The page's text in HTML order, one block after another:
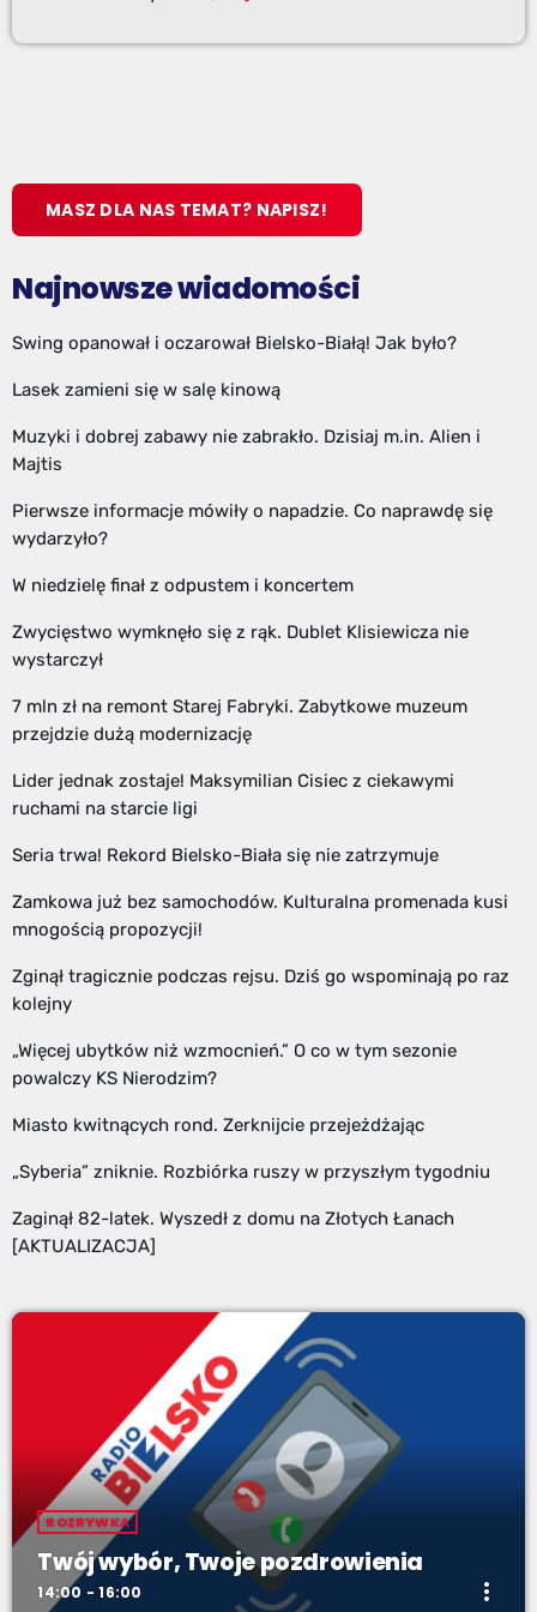
MASZ DLA NAS TEMAT? NAPISZ!
Najnowsze wiadomości
Swing opanował i oczarował Bielsko-Białą! Jak było?
Lasek zamieni się w salę kinową
Muzyki i dobrej zabawy nie zabrakło. Dzisiaj m.in. Alien i
Majtis
Pierwsze informacje mówiły o napadzie. Co naprawdę się
wydarzyło?
W niedzielę finał z odpustem i koncertem
Zwycięstwo wymknęło się z rąk. Dublet Klisiewicza nie
wystarczył
7 mln zł na remont Starej Fabryki. Zabytkowe muzeum
przejdzie dużą modernizację
Lider jednak zostaje! Maksymilian Cisiec z ciekawymi
ruchami na starcie ligi
Seria trwa! Rekord Bielsko-Biała się nie zatrzymuje
Zamkowa już bez samochodów. Kulturalna promenada kusi
mnogością propozycji!
Zginął tragicznie podczas rejsu. Dziś go wspominają po raz
kolejny
„Więcej ubytków niż wzmocnień.” O co w tym sezonie
powalczy KS Nierodzim?
Miasto kwitnących rond. Zerknijcie przejeżdżając
„Syberia” zniknie. Rozbiórka ruszy w przyszłym tygodniu
Zaginął 82-latek. Wyszedł z domu na Złotych Łanach
[AKTUALIZACJA]
ROZRYWKA
Twój wybór, Twoje pozdrowienia
14:00 - 16:00 more_vert